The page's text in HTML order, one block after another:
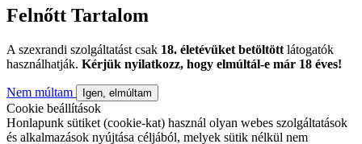
Felnőtt Tartalom
A szexrandi szolgáltatást csak 18. életévüket betöltött látogatók
használhatják. Kérjük nyilatkozz, hogy elmúltál-e már 18 éves!
Nem múltam Igen, elmúltam
Cookie beállítások
Honlapunk sütiket (cookie-kat) használ olyan webes szolgáltatások
és alkalmazások nyújtása céljából, melyek sütik nélkül nem